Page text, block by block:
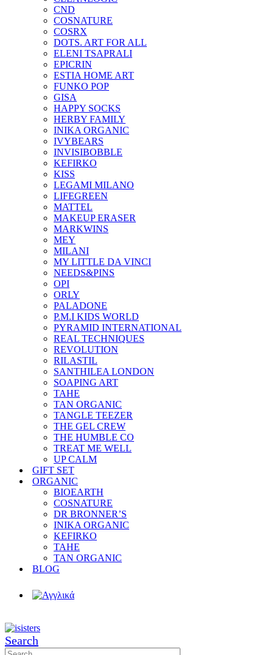
CND
COSNATURE
COSRX
DOTS. ART FOR ALL
ELENI TSAPRALI
EPICRIN
ESTIA HOME ART
FUNKO POP
GISA
HAPPY SOCKS
HERBY FAMILY
INIKA ORGANIC
IVYBEARS
INVISIBOBBLE
KEFIRKO
KISS
LEGAMI MILANO
LIFEGREEN
MATTEL
MAKEUP ERASER
MARKWINS
MEY
MILANI
MY LITTLE DA VINCI
NEEDS&PINS
OPI
ORLY
PALADONE
P.M.I KIDS WORLD
PYRAMID INTERNATIONAL
REAL TECHNIQUES
REVOLUTION
RILASTIL
SANTHILEA LONDON
SOAPING ART
TAHE
TAN ORGANIC
TANGLE TEEZER
THE GEL CREW
THE HUMBLE CO
TREAT ME WELL
UP CALM
GIFT SET
ORGANIC
BIOEARTH
COSNATURE
DR BRONNER’S
INIKA ORGANIC
KEFIRKO
TAHE
TAN ORGANIC
BLOG
Search